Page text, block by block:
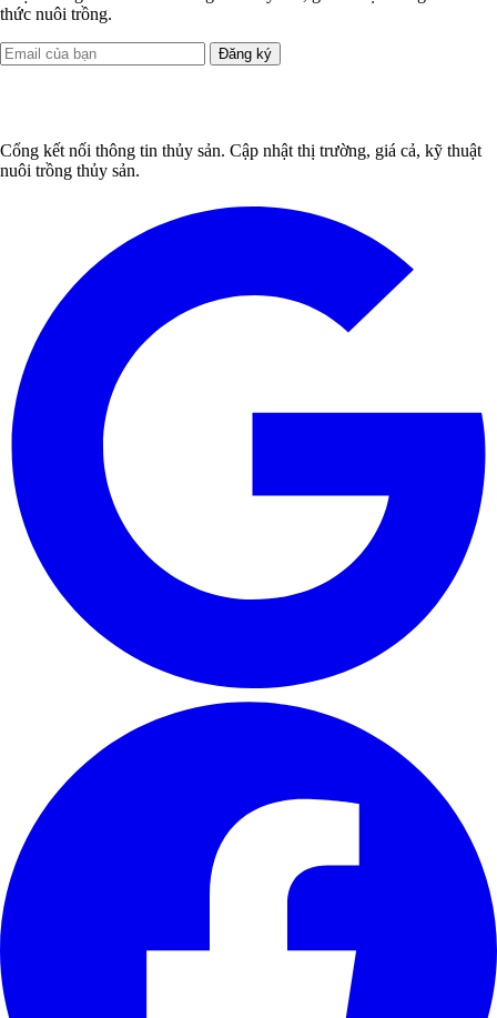
thức nuôi trồng.
Đăng ký
Cổng kết nối thông tin thủy sản. Cập nhật thị trường, giá cả, kỹ thuật
nuôi trồng thủy sản.